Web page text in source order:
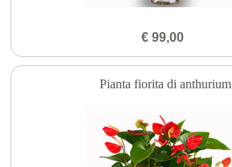
€ 99,00
Pianta fiorita di anthurium